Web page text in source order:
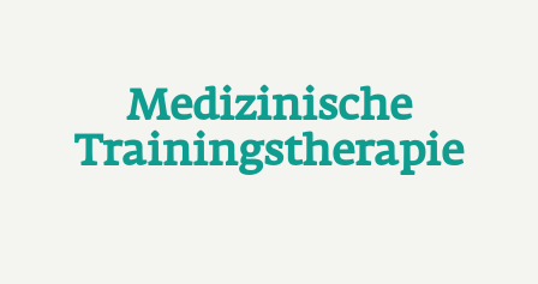
Medizinische
Trainingstherapie